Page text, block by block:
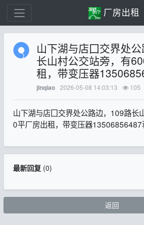
厂房出租
山下湖与店囗交界处
长山村公交站旁，有
租，带变压器
jinqiao 2026-05-08 14:03:13 105
山下湖与店囗交界处公路边，109路长
0平厂房出租，带变压器13506856487
最新回复(0)
返回